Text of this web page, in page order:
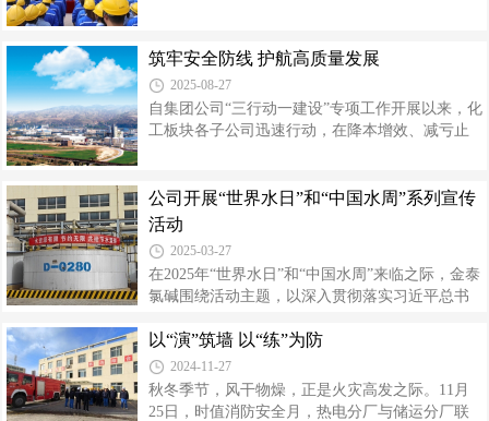
中毒昏迷的紧急状况。上午10时演练正式开始，
面对可燃气体报警信号和监控显示的明火，班长
在现场确认后迅速开展班组级应急处置
全文化竞走活动。公司领导、各相关部门负责人
及职工50余人参加。本次竞走活动打破了传统的
安全宣传模式，将“强健体魄”与“守护安全”深度融
合，在约3公里的活动路线沿途精心设置多个关
进，在运动与互动中进一步强化自身安全意识，
让安全知识入脑入心。经历重重关卡
筑牢安全防线 护航高质量发展
2025-08-27
自集团公司“三行动一建设”专项工作开展以来，化
工板块各子公司迅速行动，在降本增效、减亏止
栏，集中呈现各子公司在专项工作中的具体实践
与成果，本期是金泰氯碱在安全环保主体责任落
行“切实把安全和环保作为企业一切工作的出发点
和落脚点”的安全核心管理理念，持续强化底线思
维和红线意识，通过健全机制、创新举措、全员
参与，全方位推动安全主体责任落地生根，为企
业高质量发展筑牢安全防线。压实责任
公司开展“世界水日”和“中国水周”系列宣传
活动
2025-03-27
在2025年“世界水日”和“中国水周”来临之际，金泰
氯碱围绕活动主题，以深入贯彻落实习近平总书
水思路和关于治水重要论述精神为主线，开展了
系列形式多样的节水宣传活动，提高员工节水意
识，挖掘节水工作潜能。深化宣导力度，凝聚行
动共识。通过在公司显著位置和用水较大装置处
以“演”筑墙 以“练”为防
2024-11-27
秋冬季节，风干物燥，正是火灾高发之际。11月
25日，时值消防安全月，热电分厂与储运分厂联